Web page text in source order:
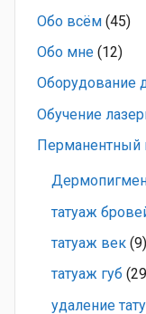
Обо всём (45)
Обо мне (12)
Оборудование
Обучение
Перманентный
татуаж
татуаж век (9)
татуаж губ
удаление